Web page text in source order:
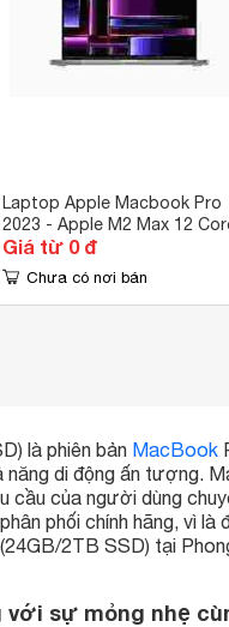
Laptop Apple Macbook Pro
2023 - Apple M2 Max 12
32GB RAM, SSD 512GB, 30
Core GPU, 16 inch
Giá từ 0 đ
Chưa có nơi bán
là phiên bản MacBook
năng di động ấn tượng.
cầu của người dùng
phối chính hãng, vì là
2TB SSD) tại
sự mỏng nhẹ